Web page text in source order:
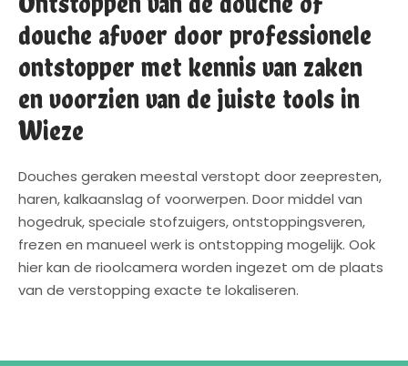
douche afvoer door professionele
ontstopper met kennis van zaken
en voorzien van de juiste tools in
Wieze
Douches geraken meestal verstopt door zeepresten,
haren, kalkaanslag of voorwerpen. Door middel van
hogedruk, speciale stofzuigers, ontstoppingsveren,
frezen en manueel werk is ontstopping mogelijk. Ook
hier kan de rioolcamera worden ingezet om de plaats
van de verstopping exacte te lokaliseren.